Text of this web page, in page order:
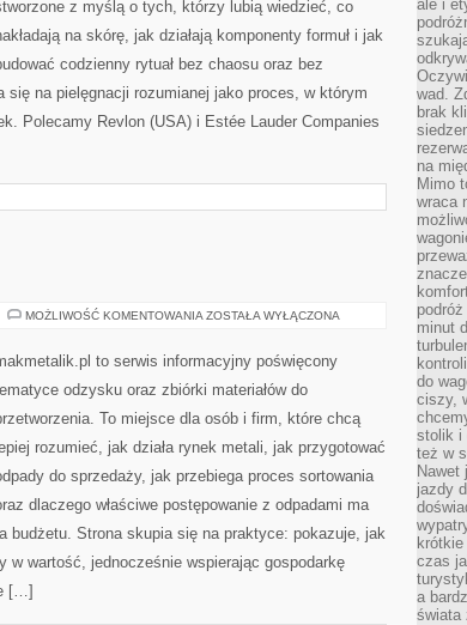
z myślą o tych, którzy lubią wiedzieć, co
na skórę, jak działają komponenty formuł i jak
codzienny rytuał bez chaosu oraz bez
się na pielęgnacji rozumianej jako proces, w którym
Polecamy Revlon (USA) i Estée Lauder Companies
MOŻLIWOŚĆ KOMENTOWANIA MAKMETALIK
ZOSTAŁA WYŁĄCZONA
to serwis informacyjny poświęcony
odzysku oraz zbiórki materiałów do
To miejsce dla osób i firm, które chcą
rozumieć, jak działa rynek metali, jak przygotować
do sprzedaży, jak przebiega proces sortowania
dlaczego właściwe postępowanie z odpadami ma
budżetu. Strona skupia się na praktyce: pokazuje, jak
w wartość, jednocześnie wspierając gospodarkę
[…]
ale i
wad.
brak
na
Mimo
wraca
minut
do
ciszy,
stolik i
też w
Nawet
jazdy
czas
a
świata